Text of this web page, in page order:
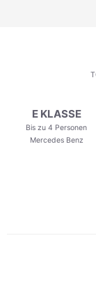
E KLASSE
Bis zu 4 Personen
Mercedes Benz